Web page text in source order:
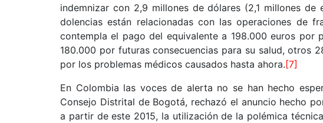
indemnizar con 2,9 millones de dólares (2,1 millones
dolencias están relacionadas con las operaciones de
contempla el pago del equivalente a 198.000 euros por
180.000 por futuras consecuencias para su salud, otros
por los problemas médicos causados hasta ahora.[7]
En Colombia las voces de alerta no se han hecho
Consejo Distrital de Bogotá, rechazó el anuncio hecho
a partir de este 2015, la utilización de la polémica